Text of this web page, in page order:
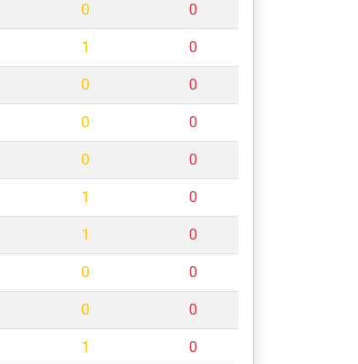
0 0
1 0
0 0
0 0
0 0
1 0
1 0
0 0
0 0
1 0